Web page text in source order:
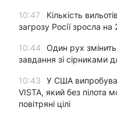
10:47
Кількість
загрозу Росії зросла на
10:44
Один рух змінить
завдання зі сірниками
10:43
У США
VISTA, який без пілота
повітряні цілі